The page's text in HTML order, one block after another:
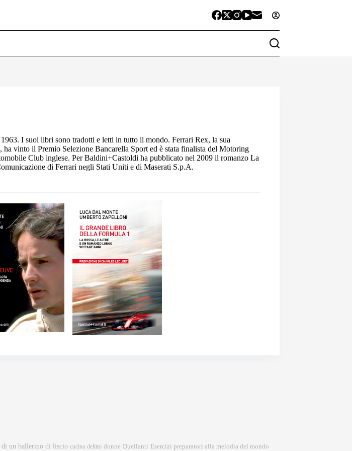
I suoi libri sono tradotti e letti in tutto il mondo. Ferrari Rex, la sua
vinto il Premio Selezione Bancarella Sport ed è stata finalista del Motoring
Club inglese. Per Baldini+Castoldi ha pubblicato nel 2009 il romanzo La
di Ferrari negli Stati Uniti e di Maserati S.p.A.
di un ballerino di liscio cucina delitto donne Duellanti Esercizi preparatori alla melodia del mondo